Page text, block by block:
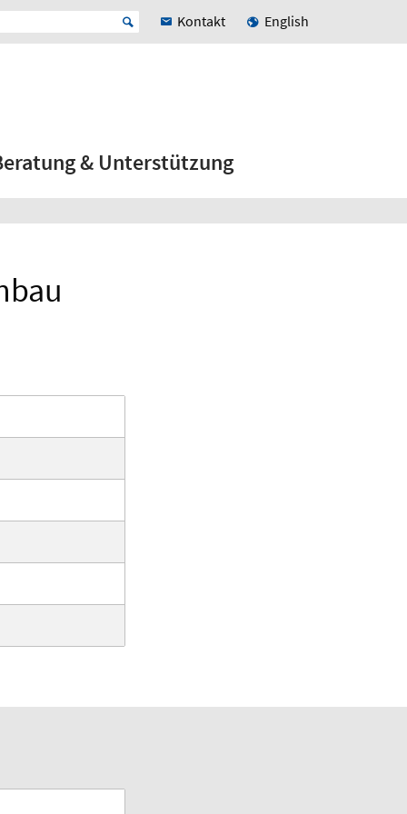
Kontakt English
& Unterstützung